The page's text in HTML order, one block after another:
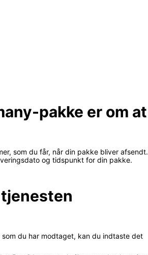
pakke er om at
som du får, når din pakke bliver afsendt.
og tidspunkt for din pakke.
tjenesten
du har modtaget, kan du indtaste det